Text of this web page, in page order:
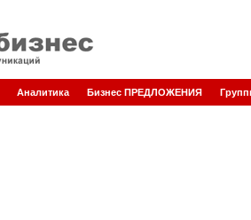
Аналитика Бизнес ПРЕДЛОЖЕНИЯ